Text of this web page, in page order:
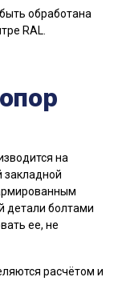
обработана
RAL.
на
детали болтами
ее, не
расчётом и